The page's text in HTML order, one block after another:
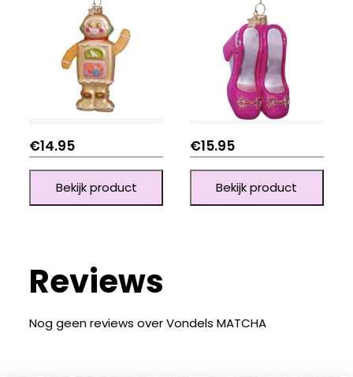
€14.95
Bekijk product
€15.95
Bekijk product
Reviews
Nog geen reviews over Vondels MATCHA